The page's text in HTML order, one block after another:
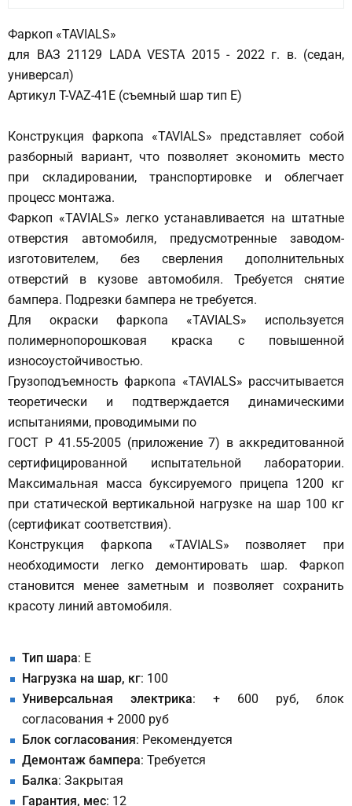
Фаркоп «TAVIALS»
для ВАЗ 21129 LADA VESTA 2015 - 2022 г. в. (седан,
универсал)
Артикул T-VAZ-41E (съемный шар тип E)
Конструкция фаркопа «TAVIALS» представляет собой
разборный вариант, что позволяет экономить место
при складировании, транспортировке и облегчает
процесс монтажа.
Фаркоп «TAVIALS» легко устанавливается на штатные
отверстия автомобиля, предусмотренные заводом-
изготовителем, без сверления дополнительных
отверстий в кузове автомобиля. Требуется снятие
бампера. Подрезки бампера не требуется.
Для окраски фаркопа «TAVIALS» используется
полимернопорошковая краска с повышенной
износоустойчивостью.
Грузоподъемность фаркопа «TAVIALS» рассчитывается
теоретически и подтверждается динамическими
испытаниями, проводимыми по
ГОСТ Р 41.55-2005 (приложение 7) в аккредитованной
сертифицированной испытательной лаборатории.
Максимальная масса буксируемого прицепа 1200 кг
при статической вертикальной нагрузке на шар 100 кг
(сертификат соответствия).
Конструкция фаркопа «TAVIALS» позволяет при
необходимости легко демонтировать шар. Фаркоп
становится менее заметным и позволяет сохранить
красоту линий автомобиля.
Тип шара: E
Нагрузка на шар, кг: 100
Универсальная электрика: + 600 руб, блок
согласования + 2000 руб
Блок согласования: Рекомендуется
Демонтаж бампера: Требуется
Балка: Закрытая
Гарантия, мес: 12